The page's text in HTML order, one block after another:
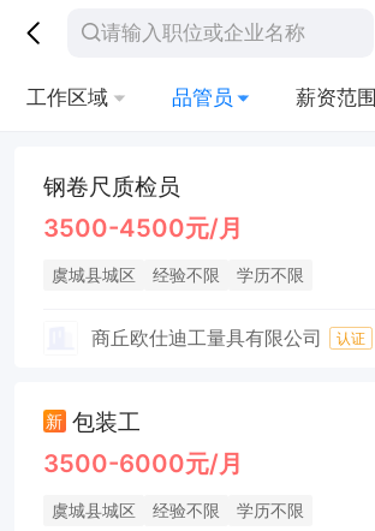
工作区域 品管员 薪资范围
钢卷尺质检员
3500-4500元/月
虞城县城区 经验不限 学历不限
商丘欧仕迪工量具有限公司 认证
新 包装工
3500-6000元/月
虞城县城区 经验不限 学历不限